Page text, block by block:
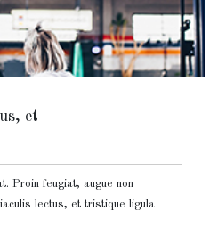
et
Proin feugiat, augue non
lectus, et tristique ligula